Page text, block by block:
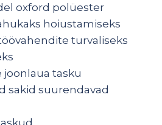
oxford polüester
hoiustamiseks
turvaliseks
joonlaua tasku
sakid suurendavad